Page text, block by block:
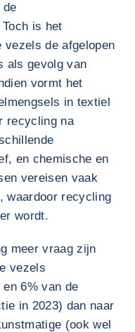
de
is het
vezels de afgelopen
als gevolg van
vormt het
in textiel
recycling na
en chemische en
vereisen vaak
waardoor recycling
wordt.
meer vraag zijn
vezels
6% van de
in 2023) dan naar
(ook wel